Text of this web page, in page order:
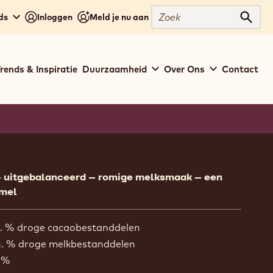
Inloggen Meld je nu aan
Zoek
Zoek
& Inspiratie Duurzaamheid Over Ons Contact
uitgebalanceerd – romige melksmaak – een
% droge cacaobestanddelen
% droge melkbestanddelen